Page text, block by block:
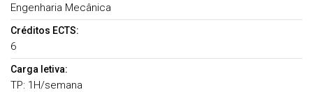
Engenharia Mecânica
Créditos ECTS:
6
Carga letiva:
TP: 1H/semana